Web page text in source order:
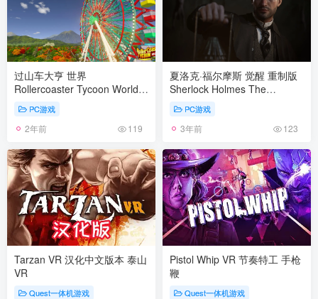
过山车大亨 世界
Rollercoaster Tycoon World
Build20180919豪华版 官方中
文 PC游戏
2年前 119
夏洛克·福尔摩斯 觉醒 重制版
Sherlock Holmes The
Awakened Remake v1.4版 集
成全DLC 官方中文
PC游戏
3年前 123
Tarzan VR 汉化中文版本 泰山
VR
Quest一体机游戏
Pistol Whip VR 节奏特工 手枪
鞭
Quest一体机游戏